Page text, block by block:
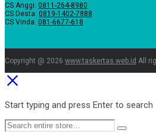
CS Anggi: 0811-264-8980
CS Desta: 0819-1402-7888
CS Vinda: 081-6677-618
Copyright @ 2026 www.taskertas.web.id All
Start typing and press Enter to search